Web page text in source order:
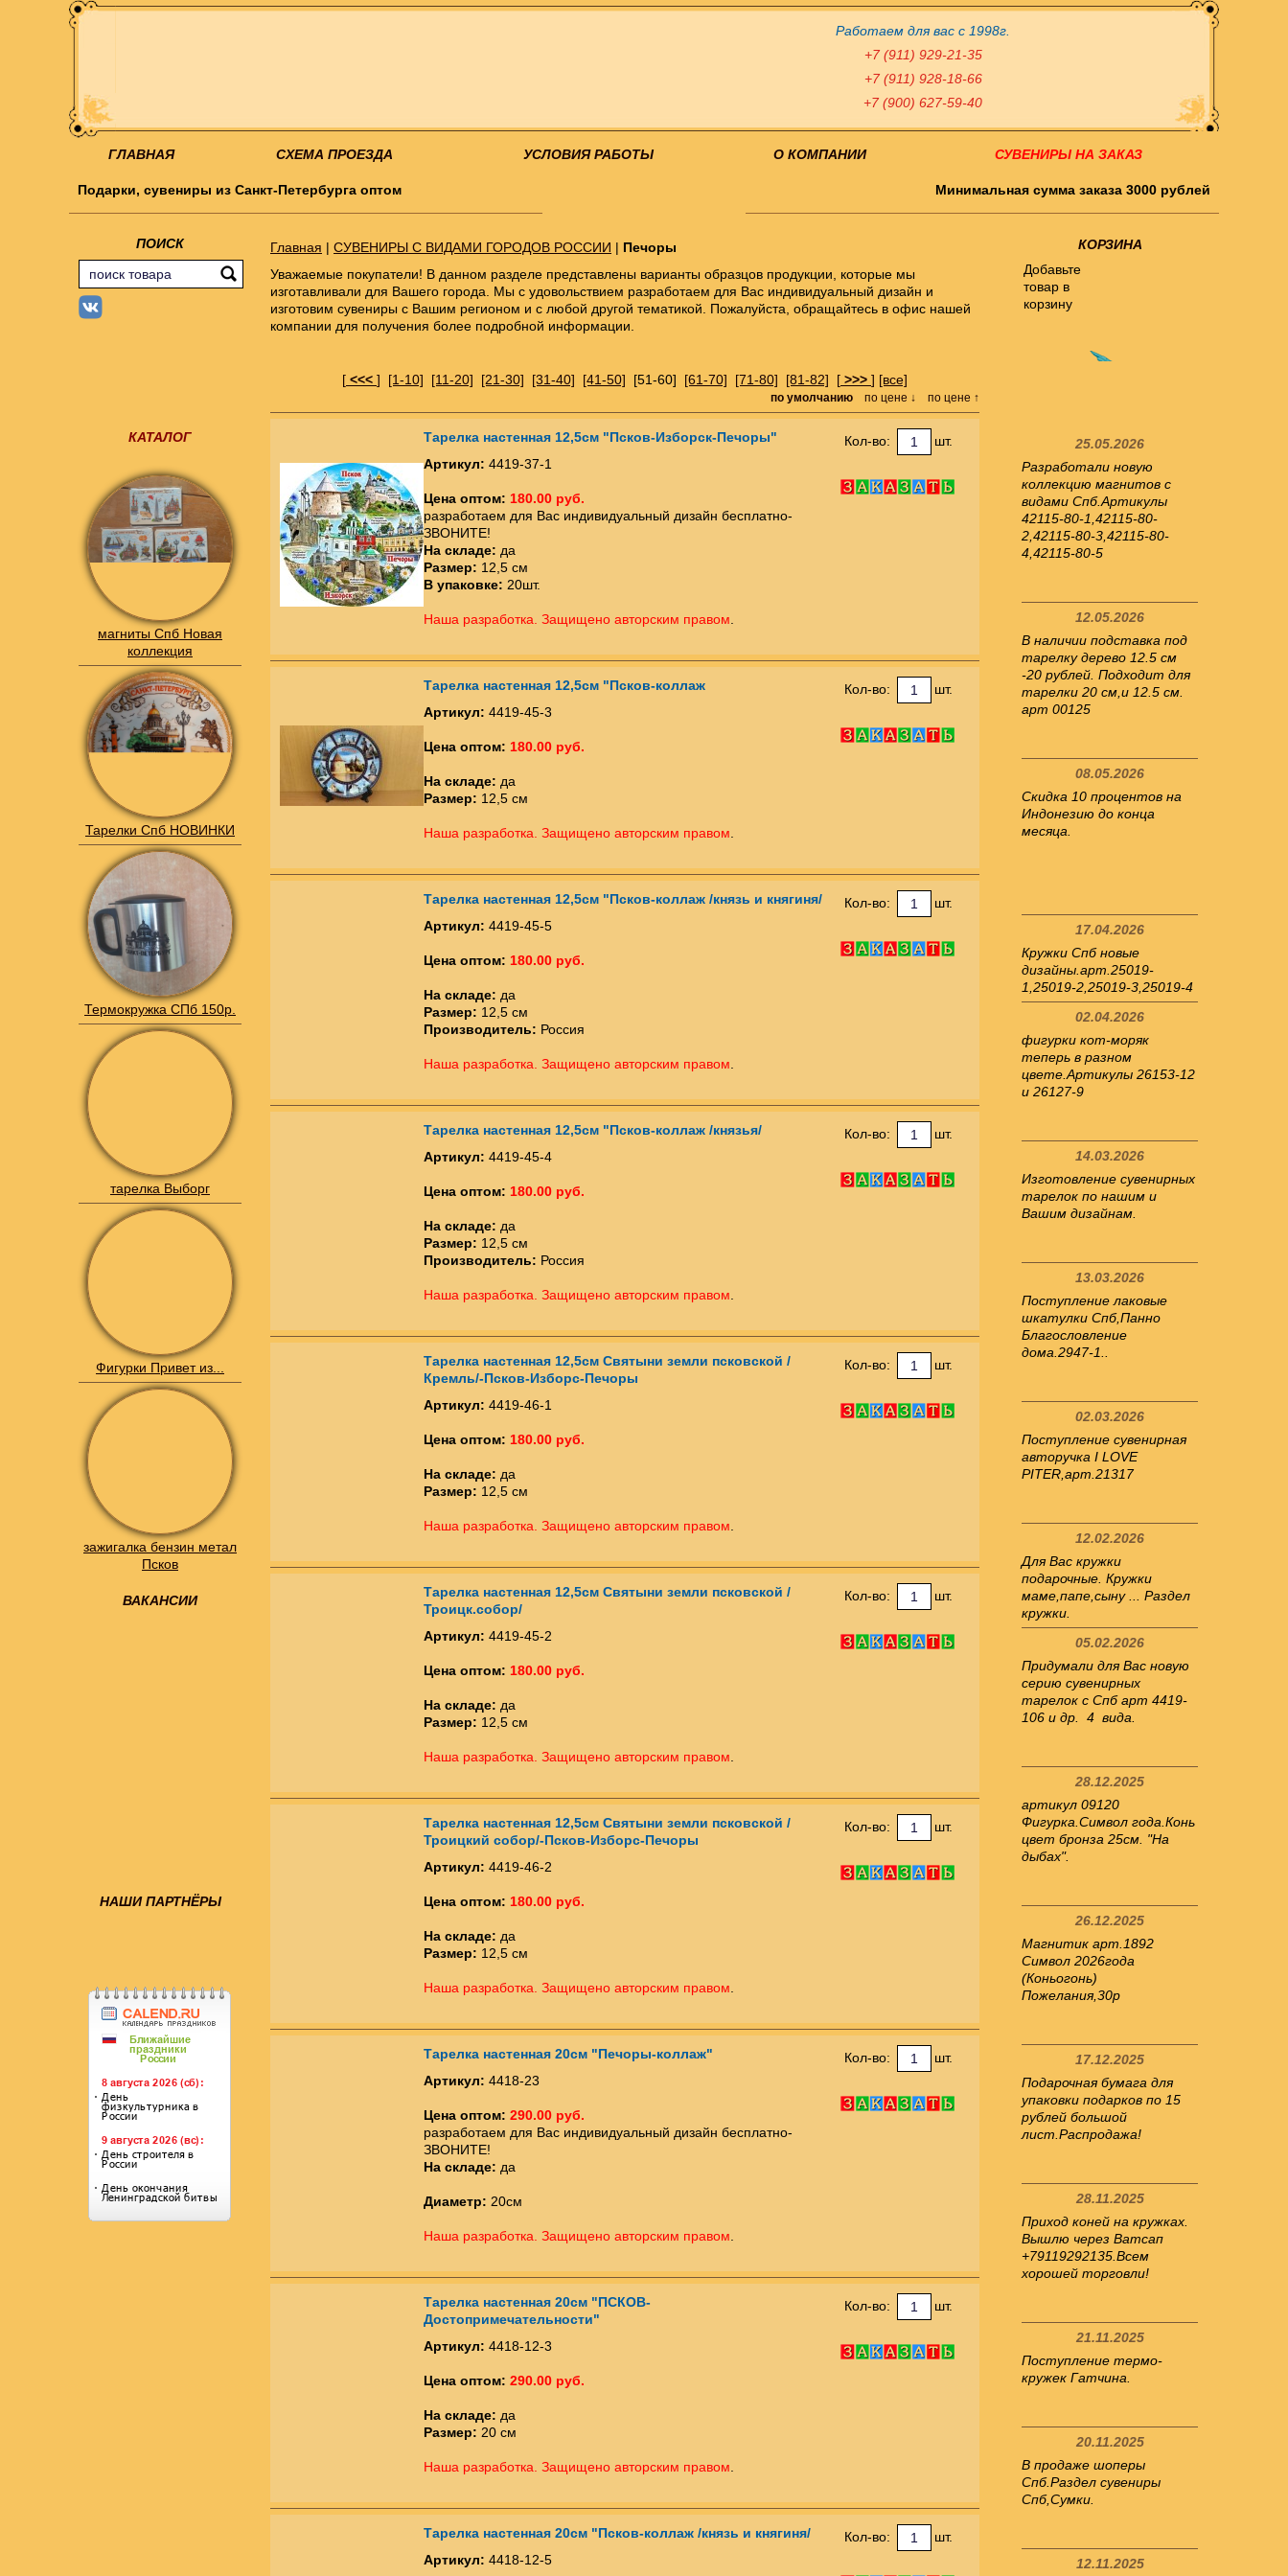
Работаем для вас с 1998г.
+7 (911) 929-21-35
+7 (911) 928-18-66
+7 (900) 627-59-40
ГЛАВНАЯ СХЕМА ПРОЕЗДА УСЛОВИЯ РАБОТЫ О КОМПАНИИ СУВЕНИРЫ НА ЗАКАЗ
Подарки, сувениры из Санкт-Петербурга оптом Минимальная сумма заказа 3000 рублей
КОРЗИНА
Добавьте
товар в
корзину
25.05.2026
Разработали новую
коллекцию магнитов с
видами Спб.Артикулы
42115-80-1,42115-80-
2,42115-80-3,42115-80-
4,42115-80-5
12.05.2026
В наличии подставка под
тарелку дерево 12.5 см
-20 рублей. Подходит для
тарелки 20 см,и 12.5 см.
арт 00125
08.05.2026
Скидка 10 процентов на
Индонезию до конца
месяца.
17.04.2026
Кружки Спб новые
дизайны.арт.25019-
1,25019-2,25019-3,25019-4
02.04.2026
фигурки кот-моряк
теперь в разном
цвете.Артикулы 26153-12
и 26127-9
14.03.2026
Изготовление сувенирных
тарелок по нашим и
Вашим дизайнам.
13.03.2026
Поступление лаковые
шкатулки Спб,Панно
Благословление
дома.2947-1..
02.03.2026
Поступление сувенирная
авторучка I LOVE
PITER,арт.21317
12.02.2026
Для Вас кружки
подарочные. Кружки
маме,папе,сыну ... Раздел
кружки.
05.02.2026
Придумали для Вас новую
серию сувенирных
тарелок с Спб арт 4419-
106 и др. 4 вида.
28.12.2025
артикул 09120
Фигурка.Символ года.Конь
цвет бронза 25см. "На
дыбах".
26.12.2025
Магнитик арт.1892
Символ 2026года
(Коньогонь)
Пожелания,30р
17.12.2025
Подарочная бумага для
упаковки подарков по 15
рублей большой
лист.Распродажа!
28.11.2025
Приход коней на кружках.
Вышлю через Ватсап
+79119292135.Всем
хорошей торговли!
21.11.2025
Поступление термо-
кружек Гатчина.
20.11.2025
В продаже шоперы
Спб.Раздел сувениры
Спб,Сумки.
12.11.2025
Главная | СУВЕНИРЫ С ВИДАМИ ГОРОДОВ РОССИИ | Печоры
Уважаемые покупатели! В данном разделе представлены варианты образцов продукции, которые мы
изготавливали для Вашего города. Мы с удовольствием разработаем для Вас индивидуальный дизайн и
изготовим сувениры с Вашим регионом и с любой другой тематикой. Пожалуйста, обращайтесь в офис нашей
компании для получения более подробной информации.
[ <<< ] [1-10] [11-20] [21-30] [31-40] [41-50] [51-60] [61-70] [71-80] [81-82] [ >>> ] [все]
по умолчанию по цене ↓ по цене ↑
Тарелка настенная 12,5см "Псков-Изборск-Печоры"
Артикул: 4419-37-1
Цена оптом: 180.00 руб.
разработаем для Вас индивидуальный дизайн бесплатно-
ЗВОНИТЕ!
На складе: да
Размер: 12,5 см
В упаковке: 20шт.
Наша разработка. Защищено авторским правом
Кол-во: шт.
Тарелка настенная 12,5см "Псков-коллаж
Артикул: 4419-45-3
Цена оптом: 180.00 руб.
На складе: да
Размер: 12,5 см
Наша разработка. Защищено авторским правом
Кол-во: шт.
Тарелка настенная 12,5см "Псков-коллаж /князь и княгиня/
Артикул: 4419-45-5
Цена оптом: 180.00 руб.
На складе: да
Размер: 12,5 см
Производитель: Россия
Наша разработка. Защищено авторским правом
Кол-во: шт.
Тарелка настенная 12,5см "Псков-коллаж /князья/
Артикул: 4419-45-4
Цена оптом: 180.00 руб.
На складе: да
Размер: 12,5 см
Производитель: Россия
Наша разработка. Защищено авторским правом
Кол-во: шт.
Тарелка настенная 12,5см Святыни земли псковской /
Кремль/-Псков-Изборс-Печоры
Артикул: 4419-46-1
Цена оптом: 180.00 руб.
На складе: да
Размер: 12,5 см
Наша разработка. Защищено авторским правом
Кол-во: шт.
Тарелка настенная 12,5см Святыни земли псковской /
Троицк.собор/
Артикул: 4419-45-2
Цена оптом: 180.00 руб.
На складе: да
Размер: 12,5 см
Наша разработка. Защищено авторским правом
Кол-во: шт.
Тарелка настенная 12,5см Святыни земли псковской /
Троицкий собор/-Псков-Изборс-Печоры
Артикул: 4419-46-2
Цена оптом: 180.00 руб.
На складе: да
Размер: 12,5 см
Наша разработка. Защищено авторским правом
Кол-во: шт.
Тарелка настенная 20см "Печоры-коллаж"
Артикул: 4418-23
Цена оптом: 290.00 руб.
разработаем для Вас индивидуальный дизайн бесплатно-
ЗВОНИТЕ!
На складе: да
Диаметр: 20см
Наша разработка. Защищено авторским правом
Кол-во: шт.
Тарелка настенная 20см "ПСКОВ-
Достопримечательности"
Артикул: 4418-12-3
Цена оптом: 290.00 руб.
На складе: да
Размер: 20 см
Наша разработка. Защищено авторским правом
Кол-во: шт.
Тарелка настенная 20см "Псков-коллаж /князь и княгиня/
Артикул: 4418-12-5
Кол-во: шт.
ПОИСК
КАТАЛОГ
магниты Спб Новая
коллекция
Тарелки Спб НОВИНКИ
Термокружка СПб 150р.
тарелка Выборг
Фигурки Привет из...
зажигалка бензин метал
Псков
ВАКАНСИИ
НАШИ ПАРТНЁРЫ